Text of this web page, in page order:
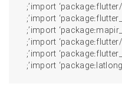
import ‘package:flutter/
import
import
import ‘package:flutter/
import
import